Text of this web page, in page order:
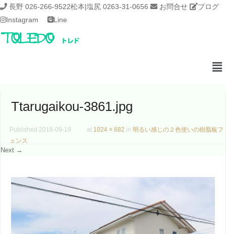
長野 026-266-9522松本|塩尻 0263-31-0656 お問合せ
ブログ
Instagram
Line
Ttarugaikou-3861.jpg
Published 2018-09-19 at 1024 × 682 in 明るい感じの２色使いの樹脂板フ
ェンス
Next →